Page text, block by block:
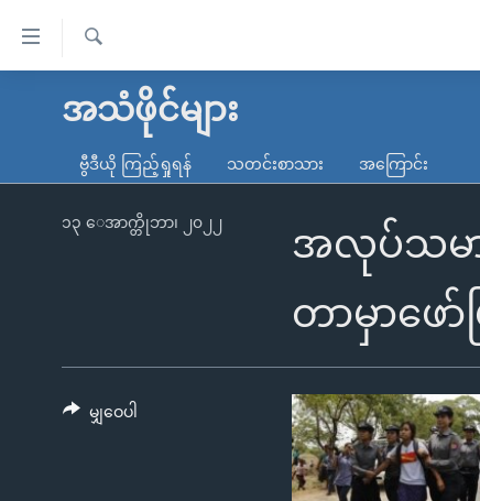
လွယ်ကူ
သည့်
မူလစာမျက်နှာ
ကမ္ဘာ့သတင်းများ
နိုင်ငံတကာ
မကြေးမုံရဲ့ အင်္ဂလိပ်စာ
ရေဒီယို
ရေဒီယိုနှင့်ရုပ်သံ အချက်အလက်များ
ရ
အသံဖိုင်များ
ဗွီဒီယို ကြည့်ရှုရန် သတင်းစာသား အကြောင်း
အလုပ်သမာ
တာမှာဖော်
၁၃ ေအာက္တိုဘာ၊ ၂၀၂၂
မျှဝေပါ